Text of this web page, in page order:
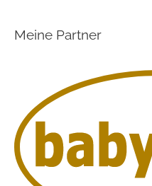
Meine Partner